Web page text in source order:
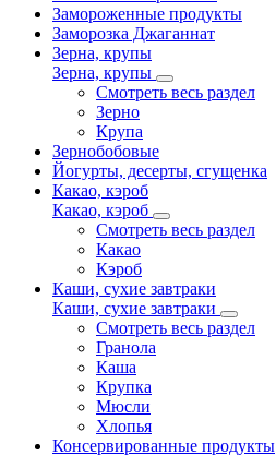
Замороженные продукты
Заморозка Джаганнат
Зерна, крупы
Зерна, крупы
Смотреть весь раздел
Зерно
Крупа
Зернобобовые
Йогурты, десерты, сгущенка
Какао, кэроб
Какао, кэроб
Смотреть весь раздел
Какао
Кэроб
Каши, сухие завтраки
Каши, сухие завтраки
Смотреть весь раздел
Гранола
Каша
Крупка
Мюсли
Хлопья
Консервированные продукты